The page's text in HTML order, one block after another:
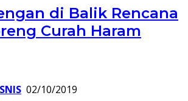
di Balik Rencana
Curah Haram
02/10/2019